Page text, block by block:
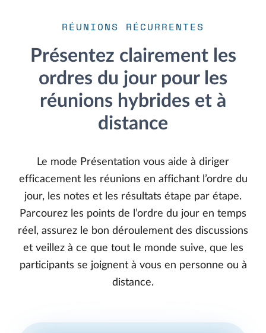
RÉUNIONS RÉCURRENTES
Présentez clairement les
ordres du jour pour les
réunions hybrides et à
distance
Le mode Présentation vous aide à diriger
efficacement les réunions en affichant l’ordre du
jour, les notes et les résultats étape par étape.
Parcourez les points de l’ordre du jour en temps
réel, assurez le bon déroulement des discussions
et veillez à ce que tout le monde suive, que les
participants se joignent à vous en personne ou à
distance.